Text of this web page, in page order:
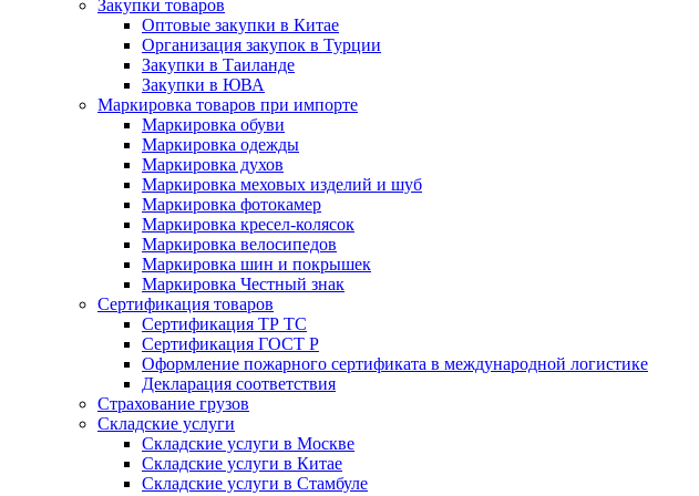
Закупки товаров
Оптовые закупки в Китае
Организация закупок в Турции
Закупки в Таиланде
Закупки в ЮВА
Маркировка товаров при импорте
Маркировка обуви
Маркировка одежды
Маркировка духов
Маркировка меховых изделий и шуб
Маркировка фотокамер
Маркировка кресел-колясок
Маркировка велосипедов
Маркировка шин и покрышек
Маркировка Честный знак
Сертификация товаров
Сертификация ТР ТС
Сертификация ГОСТ Р
Оформление пожарного сертификата в международной логистике
Декларация соответствия
Страхование грузов
Складские услуги
Складские услуги в Москве
Складские услуги в Китае
Складские услуги в Стамбуле